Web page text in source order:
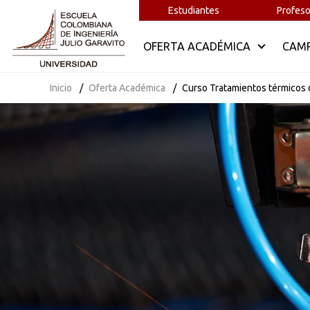
Estudiantes
OFERTA ACADÉMICA
Inicio Oferta Académica Curso Tratamientos